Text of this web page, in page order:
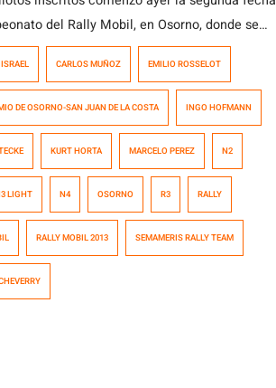
del Rally Mobil, en Osorno, donde se
protocolar en la Plaza de Armas a
marcada por chubascos, lo que le […]
CARLOS MUÑOZ EMILIO ROSSELOT
DE OSORNO-SAN JUAN DE LA COSTA INGO HOFMANN
KURT HORTA MARCELO PEREZ N2
LIGHT N4 OSORNO R3 RALLY
RALLY MOBIL 2013 SEMAMERIS RALLY TEAM